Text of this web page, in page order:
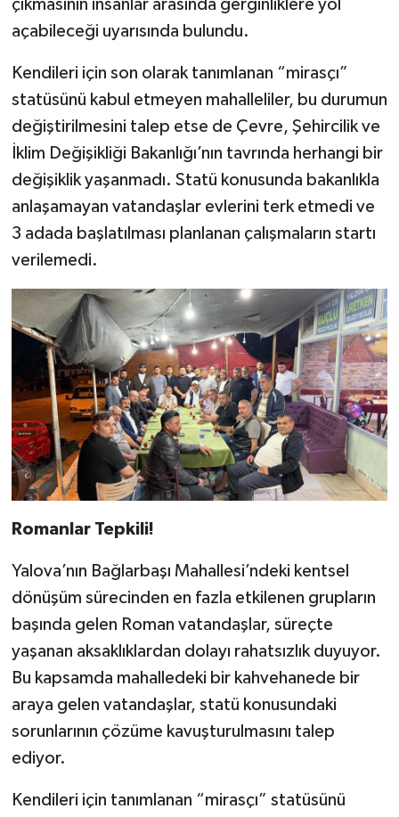
çıkmasının insanlar arasında gerginliklere yol
açabileceği uyarısında bulundu.
Kendileri için son olarak tanımlanan “mirasçı”
statüsünü kabul etmeyen mahalleliler, bu durumun
değiştirilmesini talep etse de Çevre, Şehircilik ve
İklim Değişikliği Bakanlığı’nın tavrında herhangi bir
değişiklik yaşanmadı. Statü konusunda bakanlıkla
anlaşamayan vatandaşlar evlerini terk etmedi ve
3 adada başlatılması planlanan çalışmaların startı
verilemedi.
Romanlar Tepkili!
Yalova’nın Bağlarbaşı Mahallesi’ndeki kentsel
dönüşüm sürecinden en fazla etkilenen grupların
başında gelen Roman vatandaşlar, süreçte
yaşanan aksaklıklardan dolayı rahatsızlık duyuyor.
Bu kapsamda mahalledeki bir kahvehanede bir
araya gelen vatandaşlar, statü konusundaki
sorunlarının çözüme kavuşturulmasını talep
ediyor.
Kendileri için tanımlanan “mirasçı” statüsünü